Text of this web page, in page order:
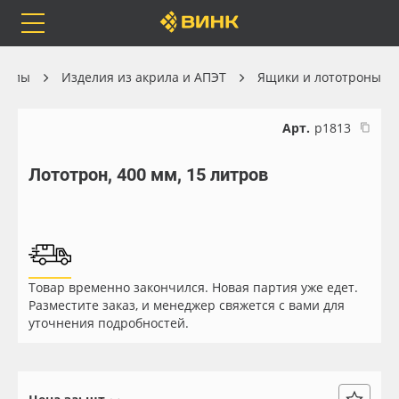
Каталог
Бренды
Доставка
Весь каталог
Самоклеящиеся плёнки
Листовые материалы
Изделия из акрила и АПЭТ Ящики и лототроны
Арт. р1813
Лототрон, 400 мм, 15 литров
Товар временно закончился. Новая партия уже едет.
Разместите заказ, и менеджер свяжется с вами для
уточнения подробностей.